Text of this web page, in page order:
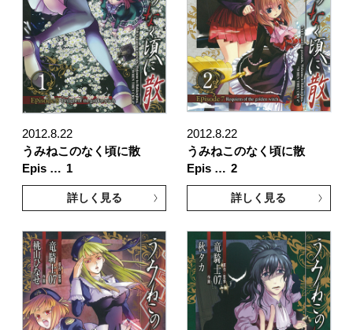
2012.8.22
うみねこのなく頃に散
Epis … 1
詳しく見る
2012.8.22
うみねこのなく頃に散
Epis … 2
詳しく見る